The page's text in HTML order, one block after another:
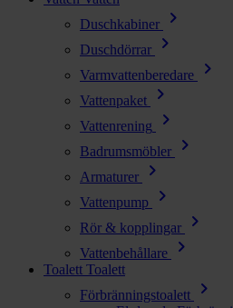
Duschkabiner
chevron_right
Duschdörrar chevron_right
Varmvattenberedare chevron_right
Vattenpaket chevron_right
Vattenrening chevron_right
Badrumsmöbler chevron_right
Armaturer chevron_right
Vattenpump chevron_right
Rör & kopplingar chevron_right
Vattenbehållare chevron_right
Toalett Toalett
Förbränningstoalett
chevron_right